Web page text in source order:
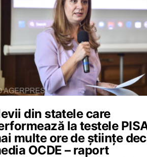
din statele care
la testele
multe ore de științe
OCDE – raport